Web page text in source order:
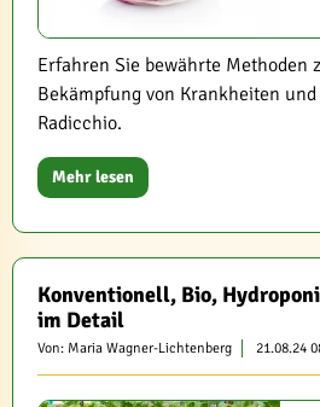
Erfahren Sie bewährte Methoden
Bekämpfung von Krankheiten
Radicchio.
Mehr lesen
Konventionell, Bio,
im Detail
Von: Maria Wagner-Lichtenberg 21.08.24